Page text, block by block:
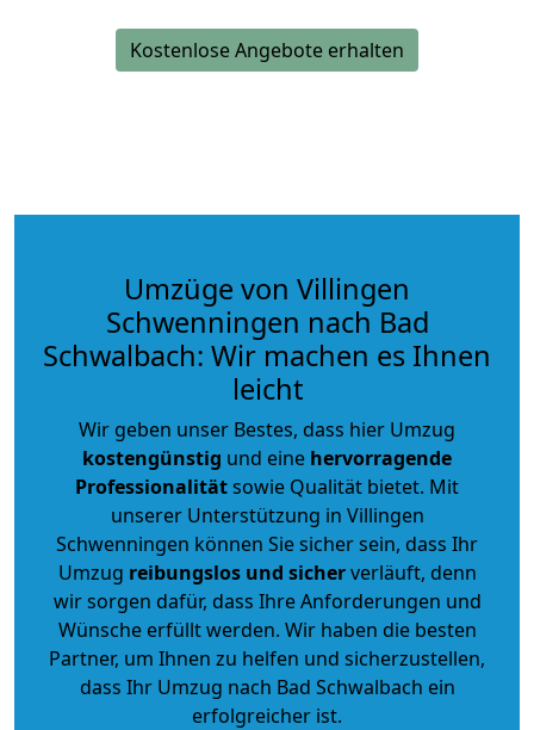
Kostenlose Angebote erhalten
Umzüge von Villingen
Schwenningen nach Bad
Schwalbach: Wir machen es Ihnen
leicht
Wir geben unser Bestes, dass hier Umzug
kostengünstig und eine hervorragende
Professionalitätsowie Qualität bietet. Mit
unserer Unterstützung in Villingen
Schwenningen können Sie sicher sein, dass Ihr
Umzug reibungslos und sicherverläuft, denn
wir sorgen dafür, dass Ihre Anforderungen und
Wünsche erfüllt werden. Wir haben die besten
Partner, um Ihnen zu helfen und sicherzustellen,
dass Ihr Umzug nach Bad Schwalbach ein
erfolgreicher ist.